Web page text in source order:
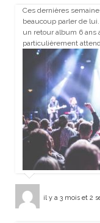
Ces dernières
beaucoup parler de
un retour album 6 ans
particulièrement
il y a 3 mois et 2